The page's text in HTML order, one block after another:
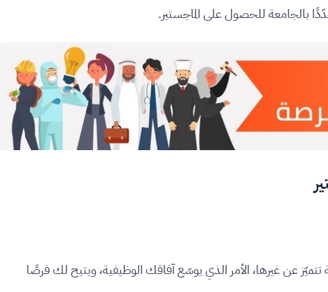
بالجامعة للحصول على الماجستير.
عن غيرها، الأمر الذي يوسّع آفاقك الوظيفية، ويتيح لك فرصًا